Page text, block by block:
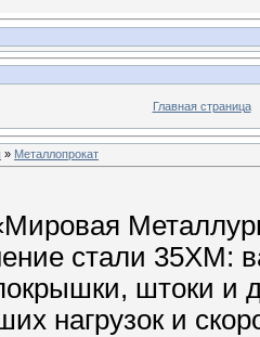
Главная страница
» Металлопрокат
стали 35ХМ:
штоки и
нагрузок и